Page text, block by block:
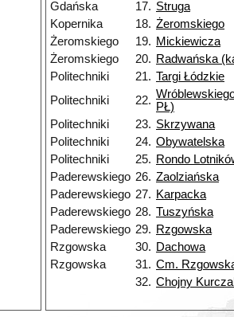
Gdańska
17. Struga
Kopernika
18. Żeromskiego
Żeromskiego
19. Mickiewicza
Żeromskiego
20. Radwańska
Politechniki
21. Targi Łódzkie
Politechniki
22. PŁ)
Politechniki 23. Skrzywana
Politechniki
24. Obywatelska
Politechniki
25. Rondo
Paderewskiego 26. Zaolziańska
Paderewskiego 27. Karpacka
Paderewskiego 28. Tuszyńska
Paderewskiego 29. Rzgowska
Rzgowska
30. Dachowa
Rzgowska
31. Cm.
32. Chojny